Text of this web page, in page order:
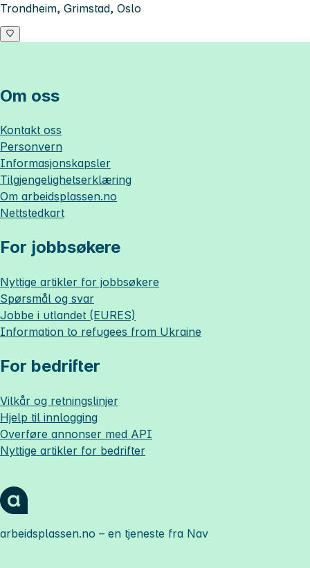
Trondheim, Grimstad, Oslo
Om oss
Kontakt oss
Personvern
Informasjonskapsler
Tilgjengelighetserklæring
Om arbeidsplassen.no
Nettstedkart
For jobbsøkere
Nyttige artikler for jobbsøkere
Spørsmål og svar
Jobbe i utlandet (EURES)
Information to refugees from Ukraine
For bedrifter
Vilkår og retningslinjer
Hjelp til innlogging
Overføre annonser med API
Nyttige artikler for bedrifter
arbeidsplassen.no – en tjeneste fra Nav